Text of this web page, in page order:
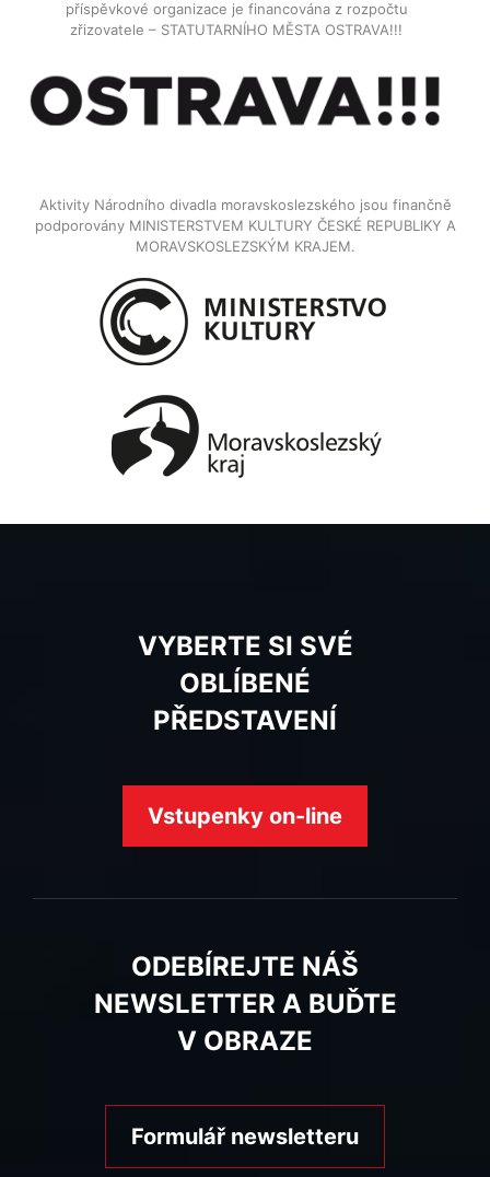
příspěvkové organizace je financována z rozpočtu
zřizovatele – STATUTARNÍHO MĚSTA OSTRAVA!!!
Aktivity Národního divadla moravskoslezského jsou finančně
podporovány MINISTERSTVEM KULTURY ČESKÉ REPUBLIKY A
MORAVSKOSLEZSKÝM KRAJEM.
VYBERTE SI SVÉ
OBLÍBENÉ
PŘEDSTAVENÍ
Vstupenky on-line
ODEBÍREJTE NÁŠ
NEWSLETTER A BUĎTE
V OBRAZE
Formulář newsletteru